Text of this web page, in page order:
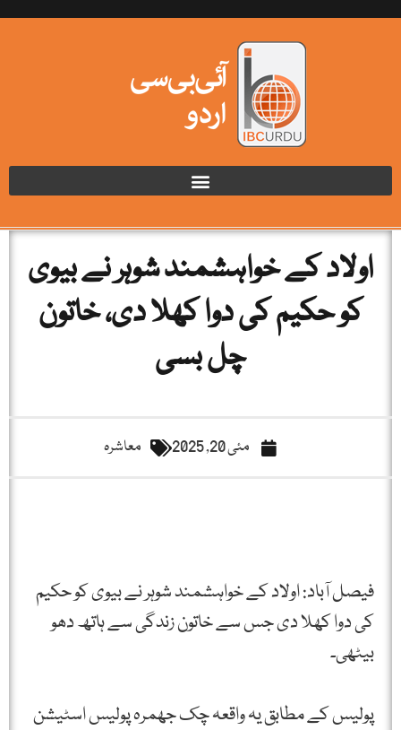
اولاد کے خواہشمند شوہر نے بیوی
کو حکیم کی دوا کھلا دی، خاتون
چل بسی
مئی 20, 2025 معاشرہ
فیصل آباد: اولاد کے خواہشمند شوہر نے بیوی کو حکیم
کی دوا کھلا دی جس سے خاتون زندگی سے ہاتھ دھو
بیٹھی۔
پولیس کے مطابق یہ واقعہ چک جھمرہ پولیس اسٹیشن